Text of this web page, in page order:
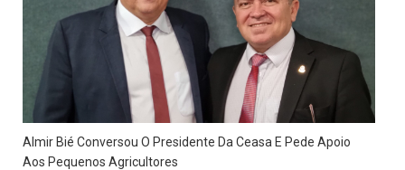
Almir Bié Conversou O Presidente Da Ceasa E Pede Apoio
Aos Pequenos Agricultores